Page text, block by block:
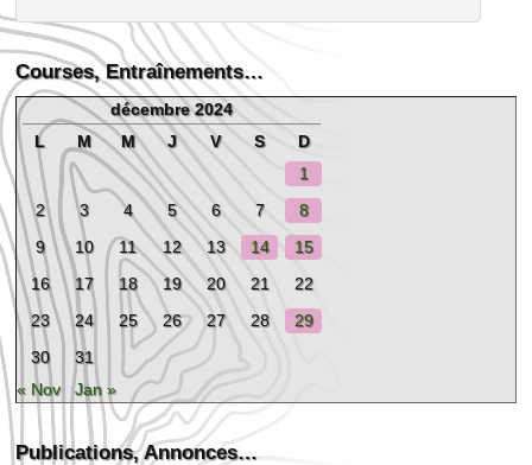
Courses, Entraînements…
décembre 2024
L
M M J V S
D
1
2
3 4 5 6 7
8
9
10 11 12 13 14
15
16
17 18 19 20 21
22
23
24 25 26 27 28
29
30
31
« Nov
Jan »
Publications, Annonces…